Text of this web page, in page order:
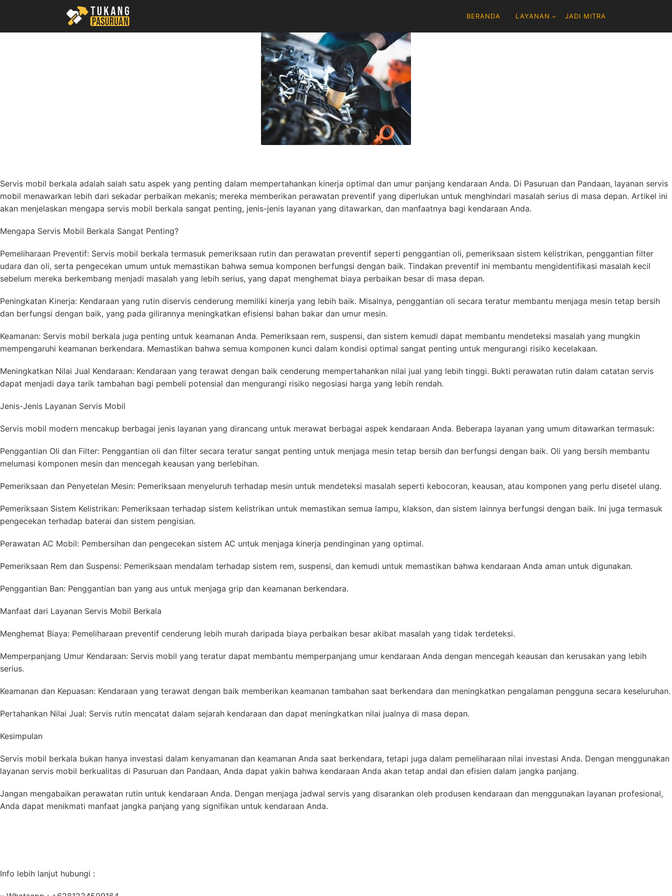
content
BERANDA LAYANAN JADI MITRA
Servis mobil berkala adalah salah satu aspek yang penting dalam mempertahankan kinerja optimal dan umur panjang kendaraan Anda. Di Pasuruan dan Pandaan, layanan servis
mobil menawarkan lebih dari sekadar perbaikan mekanis; mereka memberikan perawatan preventif yang diperlukan untuk menghindari masalah serius di masa depan. Artikel ini
akan menjelaskan mengapa servis mobil berkala sangat penting, jenis-jenis layanan yang ditawarkan, dan manfaatnya bagi kendaraan Anda.
Mengapa Servis Mobil Berkala Sangat Penting?
Pemeliharaan Preventif: Servis mobil berkala termasuk pemeriksaan rutin dan perawatan preventif seperti penggantian oli, pemeriksaan sistem kelistrikan, penggantian filter
udara dan oli, serta pengecekan umum untuk memastikan bahwa semua komponen berfungsi dengan baik. Tindakan preventif ini membantu mengidentifikasi masalah kecil
sebelum mereka berkembang menjadi masalah yang lebih serius, yang dapat menghemat biaya perbaikan besar di masa depan.
Peningkatan Kinerja: Kendaraan yang rutin diservis cenderung memiliki kinerja yang lebih baik. Misalnya, penggantian oli secara teratur membantu menjaga mesin tetap bersih
dan berfungsi dengan baik, yang pada gilirannya meningkatkan efisiensi bahan bakar dan umur mesin.
Keamanan: Servis mobil berkala juga penting untuk keamanan Anda. Pemeriksaan rem, suspensi, dan sistem kemudi dapat membantu mendeteksi masalah yang mungkin
mempengaruhi keamanan berkendara. Memastikan bahwa semua komponen kunci dalam kondisi optimal sangat penting untuk mengurangi risiko kecelakaan.
Meningkatkan Nilai Jual Kendaraan: Kendaraan yang terawat dengan baik cenderung mempertahankan nilai jual yang lebih tinggi. Bukti perawatan rutin dalam catatan servis
dapat menjadi daya tarik tambahan bagi pembeli potensial dan mengurangi risiko negosiasi harga yang lebih rendah.
Jenis-Jenis Layanan Servis Mobil
Servis mobil modern mencakup berbagai jenis layanan yang dirancang untuk merawat berbagai aspek kendaraan Anda. Beberapa layanan yang umum ditawarkan termasuk:
Penggantian Oli dan Filter: Penggantian oli dan filter secara teratur sangat penting untuk menjaga mesin tetap bersih dan berfungsi dengan baik. Oli yang bersih membantu
melumasi komponen mesin dan mencegah keausan yang berlebihan.
Pemeriksaan dan Penyetelan Mesin: Pemeriksaan menyeluruh terhadap mesin untuk mendeteksi masalah seperti kebocoran, keausan, atau komponen yang perlu disetel ulang.
Pemeriksaan Sistem Kelistrikan: Pemeriksaan terhadap sistem kelistrikan untuk memastikan semua lampu, klakson, dan sistem lainnya berfungsi dengan baik. Ini juga termasuk
pengecekan terhadap baterai dan sistem pengisian.
Perawatan AC Mobil: Pembersihan dan pengecekan sistem AC untuk menjaga kinerja pendinginan yang optimal.
Pemeriksaan Rem dan Suspensi: Pemeriksaan mendalam terhadap sistem rem, suspensi, dan kemudi untuk memastikan bahwa kendaraan Anda aman untuk digunakan.
Penggantian Ban: Penggantian ban yang aus untuk menjaga grip dan keamanan berkendara.
Manfaat dari Layanan Servis Mobil Berkala
Menghemat Biaya: Pemeliharaan preventif cenderung lebih murah daripada biaya perbaikan besar akibat masalah yang tidak terdeteksi.
Memperpanjang Umur Kendaraan: Servis mobil yang teratur dapat membantu memperpanjang umur kendaraan Anda dengan mencegah keausan dan kerusakan yang lebih
serius.
Keamanan dan Kepuasan: Kendaraan yang terawat dengan baik memberikan keamanan tambahan saat berkendara dan meningkatkan pengalaman pengguna secara keseluruhan.
Pertahankan Nilai Jual: Servis rutin mencatat dalam sejarah kendaraan dan dapat meningkatkan nilai jualnya di masa depan.
Kesimpulan
Servis mobil berkala bukan hanya investasi dalam kenyamanan dan keamanan Anda saat berkendara, tetapi juga dalam pemeliharaan nilai investasi Anda. Dengan menggunakan
layanan servis mobil berkualitas di Pasuruan dan Pandaan, Anda dapat yakin bahwa kendaraan Anda akan tetap andal dan efisien dalam jangka panjang.
Jangan mengabaikan perawatan rutin untuk kendaraan Anda. Dengan menjaga jadwal servis yang disarankan oleh produsen kendaraan dan menggunakan layanan profesional,
Anda dapat menikmati manfaat jangka panjang yang signifikan untuk kendaraan Anda.
Info lebih lanjut hubungi :